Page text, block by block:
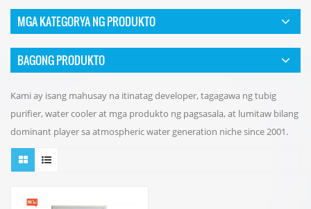
MGA KATEGORYA NG PRODUKTO
BAGONG PRODUKTO
Kami ay isang mahusay na itinatag developer, tagagawa ng tubig
purifier, water cooler at mga produkto ng pagsasala, at lumitaw bilang
dominant player sa atmospheric water generation niche since 2001.